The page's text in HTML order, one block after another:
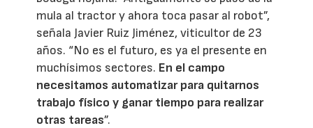
mula al tractor y ahora toca pasar al robot”,
señala Javier Ruiz Jiménez, viticultor de 23
años. “No es el futuro, es ya el presente en
muchísimos sectores. En el campo
necesitamos automatizar para quitarnos
trabajo físico y ganar tiempo para realizar
otras tareas”.